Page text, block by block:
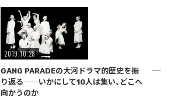
2019.10.28
GANG PARADEの大河ドラマ的歴史を振
り返る──いかにして10人は集い、どこへ
向かうのか